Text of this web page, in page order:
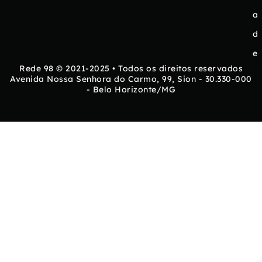
a
d
e
Rede 98 © 2021-2025 • Todos os direitos reservados
Avenida Nossa Senhora do Carmo, 99, Sion - 30.330-000
- Belo Horizonte/MG